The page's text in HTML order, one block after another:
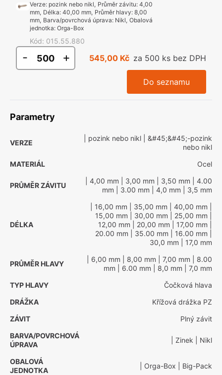
Verze: pozink nebo nikl, Průměr závitu: 4,00
mm, Délka: 40,00 mm, Průměr hlavy: 8,00
mm, Barva/povrchová úprava: Nikl, Obalová
jednotka: Orga-Box
Kód: 015.55.880
- + 545,00 Kč za 500 ks bez DPH
Do seznamu
Parametry
VERZE
| pozink nebo nikl | &#45;&#45;-pozink
nebo nikl
MATERIÁL
Ocel
PRŮMĚR ZÁVITU
| 4,00 mm | 3,00 mm | 3,50 mm | 4.00
mm | 3.00 mm | 4,0 mm | 3,5 mm
DÉLKA
| 16,00 mm | 35,00 mm | 40,00 mm
15,00 mm | 30,00 mm | 25,00 mm
12,00 mm | 20,00 mm | 17,00 mm
20.00 mm | 35.00 mm | 16.00 mm
30,0 mm | 17,0 mm
PRŮMĚR HLAVY
| 6,00 mm | 8,00 mm | 7,00 mm | 8.00
mm | 6.00 mm | 8,0 mm | 7,0 mm
TYP HLAVY
Čočková hlava
DRÁŽKA
Křížová drážka PZ
ZÁVIT
Plný závit
BARVA/POVRCHOVÁ
ÚPRAVA
| Zinek | Nikl
OBALOVÁ
JEDNOTKA
| Orga-Box | Big-Pack